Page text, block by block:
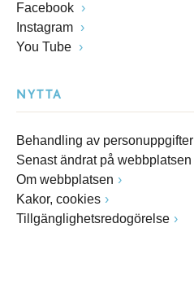
Facebook
Instagram
You Tube
NYTTA
Behandling av personuppgifter
Senast ändrat på webbplatsen
Om webbplatsen
Kakor, cookies
Tillgänglighetsredogörelse